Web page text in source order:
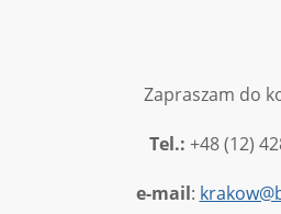
Zapraszam do
Tel.: +48 (12)
e-mail: